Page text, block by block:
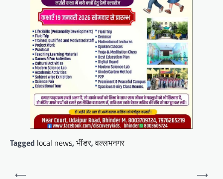
Tagged local news,भींडर,वल्लभनगर
Post
⟵
⟶